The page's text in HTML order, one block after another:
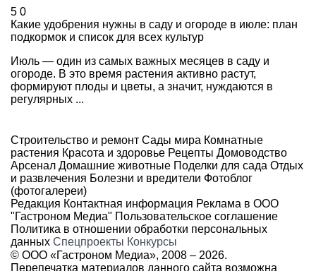
5 0
Какие удобрения нужны в саду и огороде в июле: план
подкормок и список для всех культур
Июль — один из самых важных месяцев в саду и
огороде. В это время растения активно растут,
формируют плоды и цветы, а значит, нуждаются в
регулярных ...
Строительство и ремонт Сады мира Комнатные
растения Красота и здоровье Рецепты Домоводство
Арсенал Домашние животные Поделки для сада Отдых
и развлечения Болезни и вредители Фотоблог
(фотогалереи)
Редакция Контактная информация Реклама в ООО
"Гастроном Медиа" Пользовательское соглашение
Политика в отношении обработки персональных
данных Спецпроекты Конкурсы
© ООО «Гастроном Медиа», 2008 – 2026.
Перепечатка материалов данного сайта возможна